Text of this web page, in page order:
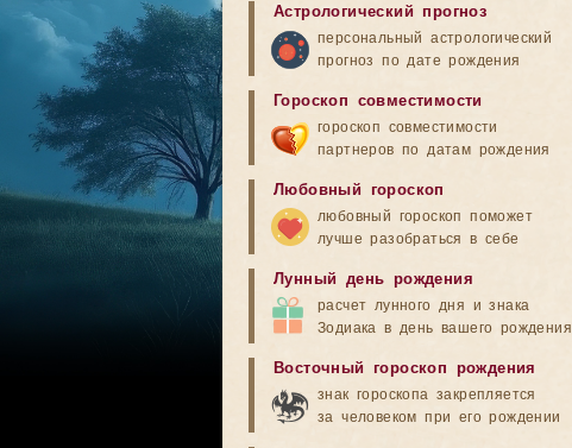
Астрологический прогноз
персональный астрологический
прогноз по дате рождения
Гороскоп совместимости
гороскоп совместимости
партнеров по датам рождения
Любовный гороскоп
любовный гороскоп поможет
лучше разобраться в себе
Лунный день рождения
расчет лунного дня и знака
Зодиака в день вашего рождения
Восточный гороскоп рождения
знак гороскопа закрепляется
за человеком при его рождении